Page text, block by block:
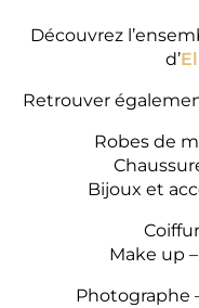
Découvrez
d’
Retrouver
Robes de
Bijoux et
Make up –
Photographe